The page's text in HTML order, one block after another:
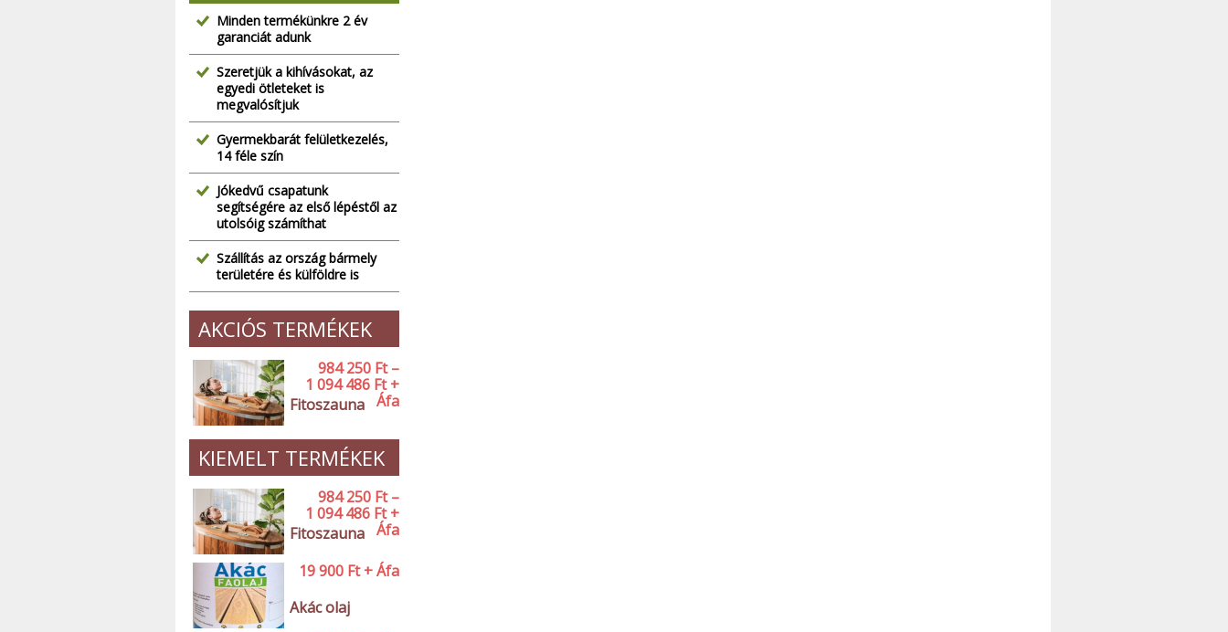
Minden termékünkre 2 év
garanciát adunk
Szeretjük a kihívásokat, az
egyedi ötleteket is
megvalósítjuk
Gyermekbarát felületkezelés,
14 féle szín
Jókedvű csapatunk
segítségére az első lépéstől az
utolsóig számíthat
Szállítás az ország bármely
területére és külföldre is
AKCIÓS TERMÉKEK
Fitoszauna
984 250 Ft –
1 094 486 Ft +
Áfa
KIEMELT TERMÉKEK
Fitoszauna
984 250 Ft –
1 094 486 Ft +
Áfa
Akác olaj
19 900 Ft + Áfa